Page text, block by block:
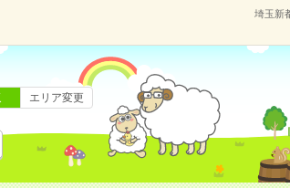
埼玉新
エリア変更